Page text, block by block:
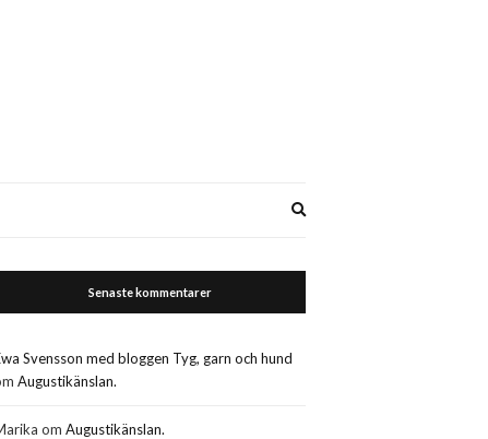
Senaste kommentarer
Svensson med bloggen Tyg, garn och hund
Augustikänslan.
omAugustikänslan.